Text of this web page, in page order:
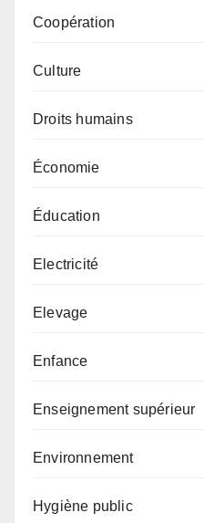
Coopération
Culture
Droits humains
Économie
Éducation
Electricité
Elevage
Enfance
Enseignement supérieur
Environnement
Hygiène public